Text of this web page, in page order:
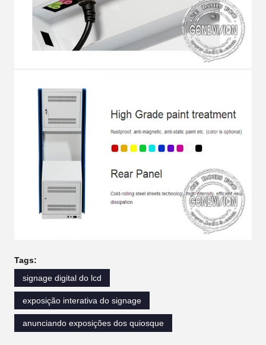
Tags:
signage digital do lcd
exposição interativa do signage
anunciando exposições dos quiosque